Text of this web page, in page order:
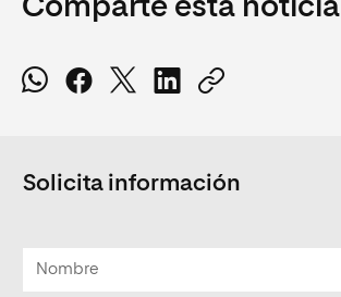
Comparte esta noticia
Solicita información